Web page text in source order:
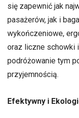
się zapewnić jak
pasażerów, jak i
wykończeniowe,
oraz liczne schowki
podróżowanie tym
przyjemnością.
Efektywny i